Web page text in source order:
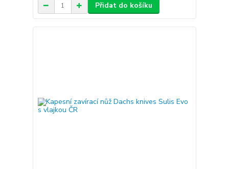
Přidat do košíku